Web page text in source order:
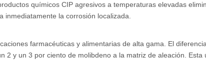
químicos CIP agresivos a temperaturas elevadas
la corrosión localizada.
farmacéuticas y alimentarias de alta gama. El
2 y un 3 por ciento de molibdeno a la matriz de aleación. Esta